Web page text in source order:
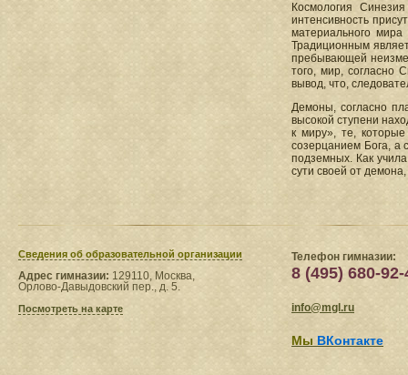
Космология
интенсивность
материального
Традиционным
пребывающей
того, мир, согласно
вывод, что,
Демоны, согласно
высокой ступени
к миру», те,
созерцанием Бога, а
подземных. Как
сути своей от
Сведения​ об образовательной организации
Адрес гимназии: 129110, Москва,
Орлово-Давыдовский пер., д. 5.
Посмотреть на карте
Телефон гимназии:
8 (495) 680-92-
info@mgl.ru
Мы ВКонтакте